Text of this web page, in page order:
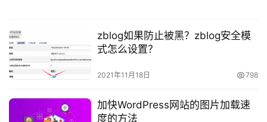
件
<link rel="stylesheet" type="text/css"
这段代码的意思是：如果屏幕宽度小于 600 像素
（max-device-width: 600px），就加载 css600.css 文
zblog如果防止被黑？zblog安全模
式怎么设置？
2021年11月18日 798
加快WordPress网站的图片加载速
度的方法